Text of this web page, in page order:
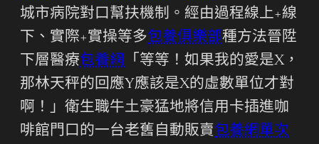
城市病院對口幫扶機制。經由過程線上+線
下、實際+實操等多包養俱樂部種方法晉陞
下層醫療包養網 「等等！如果我的愛是X，
那林天秤的回應Y應該是X的虛數單位才對
啊！」衛生職牛土豪猛地將信用卡插進咖
啡館門口的一台老舊自動販賣包養網單次